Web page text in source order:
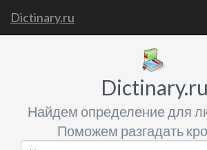
Dictinary.ru
Dictinary.ru
Найдем определение для
Поможем разгадать